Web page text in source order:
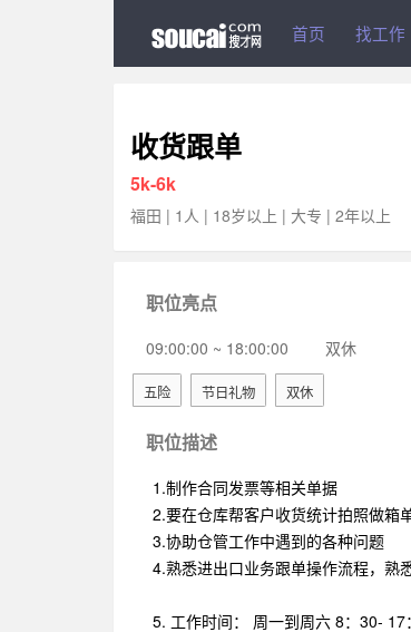
首页 找
收货跟单
5k-6k
福田 | 1人 | 18岁以上 | 大专 | 2年以上
职位亮点
09:00:00 ~ 18:00:00 双休
五险 节日礼物 双休
职位描述
1.制作合同发票等相关单据
2.要在仓库帮客户收货统计拍照做箱单
3.协助仓管工作中遇到的各种问题
4.熟悉进出口业务跟单操作流程，熟
5. 工作时间： 周一到周六 8：30- 17